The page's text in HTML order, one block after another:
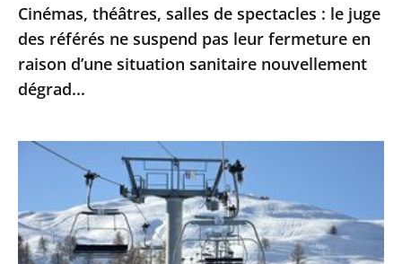
pas
leur
fermeture
en
d’une
situation
nouvellement
dégrad...
Cinémas, théâtres, salles de spectacles : le juge
des référés ne suspend pas leur fermeture en
raison d’une situation sanitaire nouvellement
dégrad...
Sports
le
Conseil